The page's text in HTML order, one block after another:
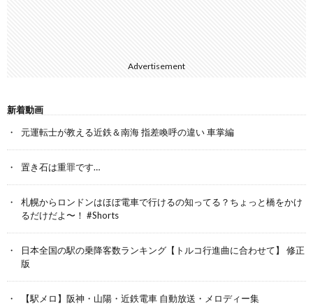
Advertisement
新着動画
元運転士が教える近鉄＆南海 指差喚呼の違い 車掌編
置き石は重罪です…
札幌からロンドンはほぼ電車で行けるの知ってる？ちょっと橋をかけ
るだけだよ〜！ #Shorts
日本全国の駅の乗降客数ランキング【トルコ行進曲に合わせて】 修正
版
【駅メロ】阪神・山陽・近鉄電車 自動放送・メロディー集